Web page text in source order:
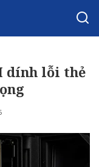
dính lỗi thẻ